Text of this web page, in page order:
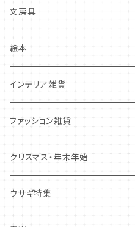
その他
多目的カード
クリスマス・冬の季節
ポストカード
ニードルフエルト
ワッペン
抜型、シリコンモールド
その他
文房具
ノート・メモ・付箋
レターセット
マステ・ステッカー等
しおり・ブックマーク
その他
絵本
インテリア雑貨
置物
布製品・ドイリー
マグネット
ファッション雑貨
キーホルダー・バッグチャーム
アクセサリー
クリスマス・年末年始
ウサギ特集